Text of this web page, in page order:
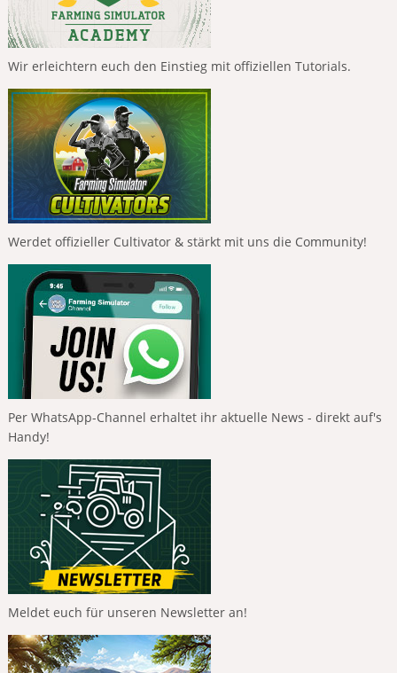
Wir erleichtern euch den Einstieg mit offiziellen Tutorials.
Werdet offizieller Cultivator & stärkt mit uns die Community!
Per WhatsApp-Channel erhaltet ihr aktuelle News - direkt auf's
Handy!
Meldet euch für unseren Newsletter an!